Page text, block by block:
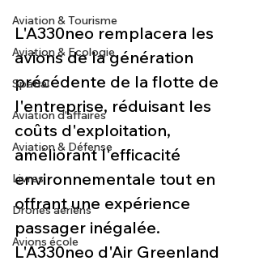
Aviation & Tourisme
Aviation & Ecologie
Spatial
Aviation d'affaires
Aviation & Défense
Livres
Drones aériens
Avions école
L'A330neo remplacera les
avions de la génération
précédente de la flotte de
l'entreprise, réduisant les
coûts d'exploitation,
améliorant l'efficacité
environnementale tout en
offrant une expérience
passager inégalée.
L'A330neo d'Air Greenland